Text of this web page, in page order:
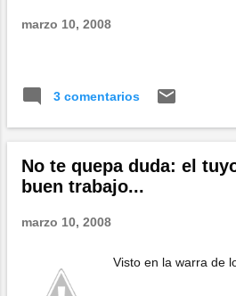
marzo 10, 2008
3 comentarios
No te quepa duda: el
buen trabajo...
marzo 10, 2008
Visto en la warra de